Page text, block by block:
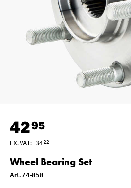
4295
EX. VAT: 3422
Wheel Bearing Set
Art.74-858